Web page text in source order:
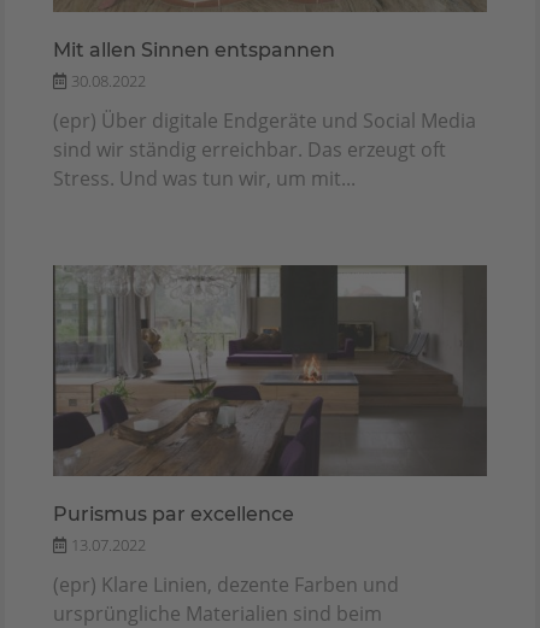
Mit allen Sinnen entspannen
30.08.2022
(epr) Über digitale Endgeräte und Social Media
sind wir ständig erreichbar. Das erzeugt oft
Stress. Und was tun wir, um mit...
Purismus par excellence
13.07.2022
(epr) Klare Linien, dezente Farben und
ursprüngliche Materialien sind beim